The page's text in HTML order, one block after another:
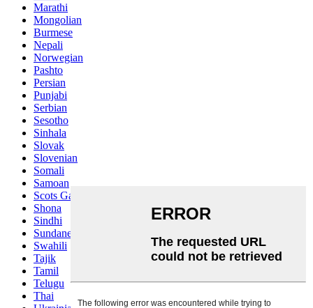
Marathi
Mongolian
Burmese
Nepali
Norwegian
Pashto
Persian
Punjabi
Serbian
Sesotho
Sinhala
Slovak
Slovenian
Somali
Samoan
Scots Gaelic
Shona
Sindhi
Sundanese
Swahili
Tajik
Tamil
Telugu
Thai